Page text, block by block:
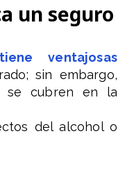
un seguro
ventajosas
sin embargo,
se cubren en la
del alcohol o